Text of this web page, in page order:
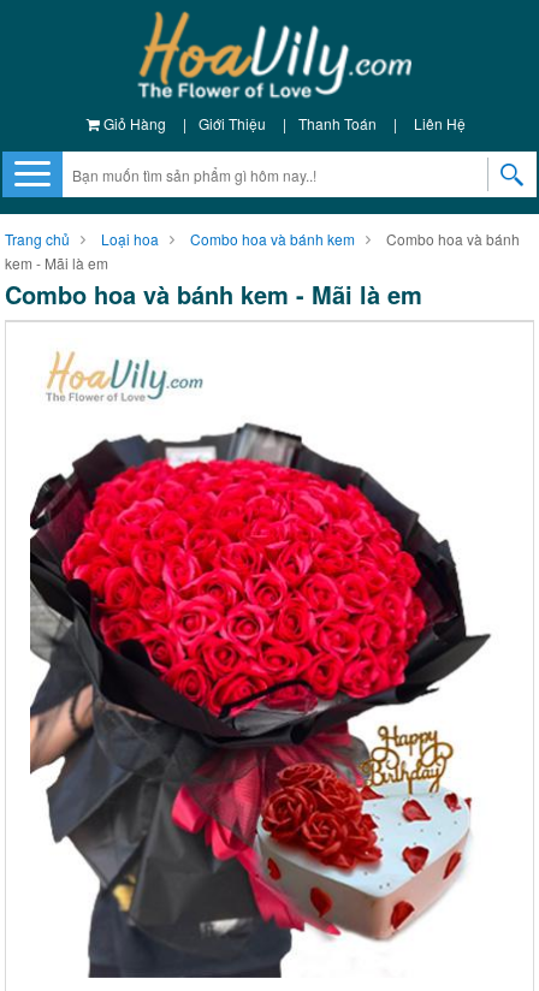
Giỏ Hàng | Giới Thiệu | Thanh Toán | Liên Hệ
Trang chủ Loại hoa Combo hoa và bánh kem
Combo hoa và bánh
kem - Mãi là em
Combo hoa và bánh kem - Mãi là em